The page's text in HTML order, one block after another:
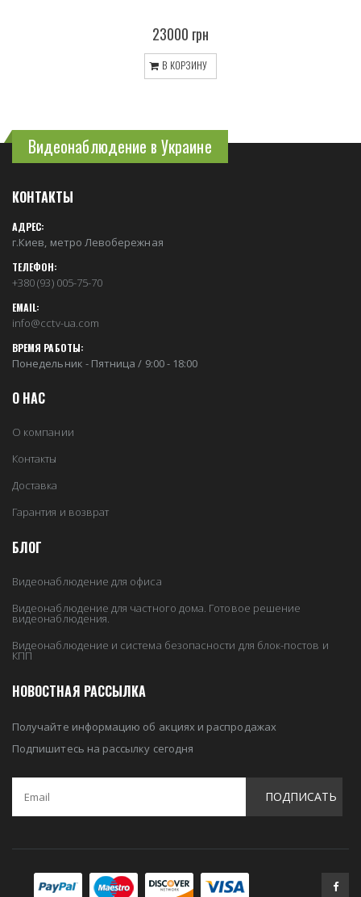
23000 грн
В КОРЗИНУ
Видеонаблюдение в Украине
КОНТАКТЫ
АДРЕС:
г.Киев, метро Левобережная
ТЕЛЕФОН:
+380 (93) 005-75-70
EMAIL:
info@cctv-ua.com
ВРЕМЯ РАБОТЫ:
Понедельник - Пятница / 9:00 - 18:00
О НАС
О компании
Контакты
Доставка
Гарантия и возврат
БЛОГ
Видеонаблюдение для офиса
Видеонаблюдение для частного дома. Готовое решение
видеонаблюдения.
Видеонаблюдение и система безопасности для блок-постов и
КПП
НОВОСТНАЯ РАССЫЛКА
Получайте информацию об акциях и распродажах
Подпишитесь на рассылку сегодня
ПОДПИСАТЬ